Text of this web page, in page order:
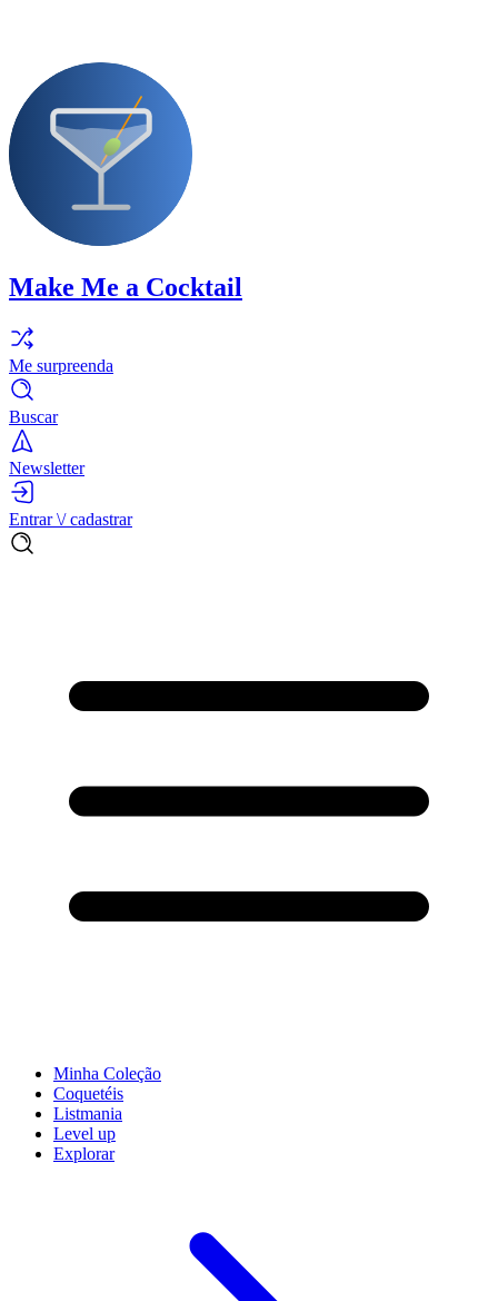
Make Me a Cocktail
Me surpreenda
Buscar
Newsletter
Entrar \/ cadastrar
Minha Coleção
Coquetéis
Listmania
Level up
Explorar